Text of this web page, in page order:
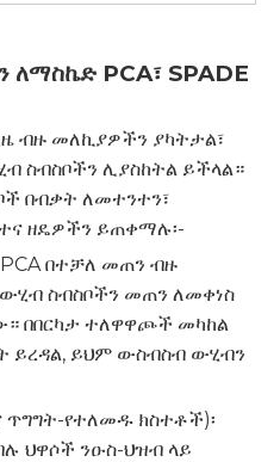
PCA፣ SPADE
ብዙ መለኪያዎችን ያካትታል፣
ስብስቦችን ሊያስከትል ይችላል።
በብቃት ለመተንተን፣
ዘዴዎችን ይጠቀማሉ፡-
PCA በተቻለ መጠን ብዙ
ስብስቦችን መጠን ለመቀነስ
በበርካታ ተለዋዋጮች መካከል
ይረዳል, ይህም ውስብስብ ውሂብን
ጥግግት-የተለመዱ ክስተቶች)፡
ህዋሶች ንዑስ-ህዝብ ላይ